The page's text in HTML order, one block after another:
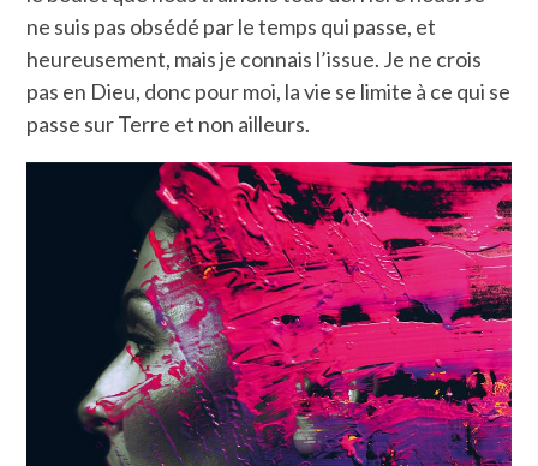
ne suis pas obsédé par le temps qui passe, et
heureusement, mais je connais l’issue. Je ne crois
pas en Dieu, donc pour moi, la vie se limite à ce qui se
passe sur Terre et non ailleurs.